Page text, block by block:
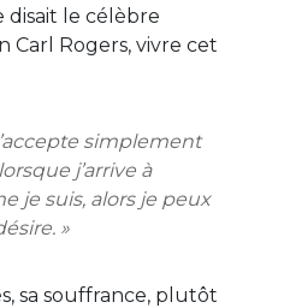
disait le célèbre
Carl Rogers, vivre cet
simplement
j’arrive à
je suis, alors je peux
»
sa souffrance, plutôt